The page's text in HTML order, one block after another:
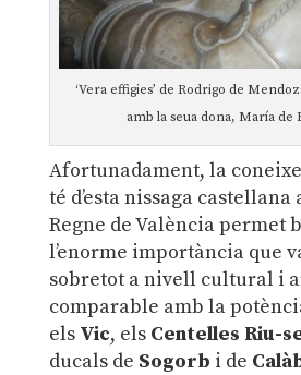
‘Vera effigies’ de Rodrigo de
amb la seua dona, María de
Afortunadament, la
té d’esta nissaga
Regne de València permet
l’enorme importància que
sobretot a nivell cultural i
comparable amb la
els Vic, els Centelles Riu-
ducals de Sogorb i de